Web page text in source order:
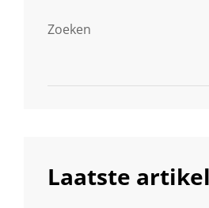
Zoeken
Laatste